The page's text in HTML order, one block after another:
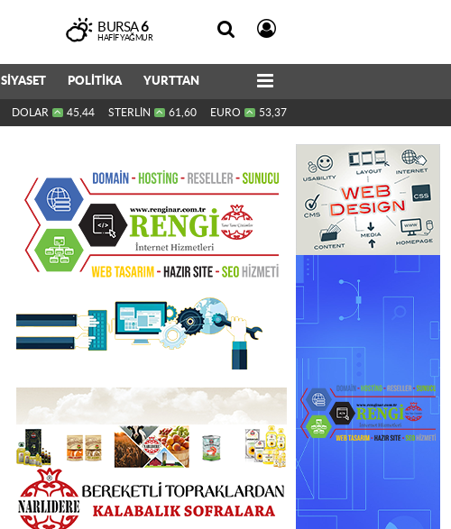
BURSA6
HAFIF YAĞMUR
SİYASET POLİTİKA YURTTAN
DOLAR 45,44 STERLİN 61,60 EURO 53,37